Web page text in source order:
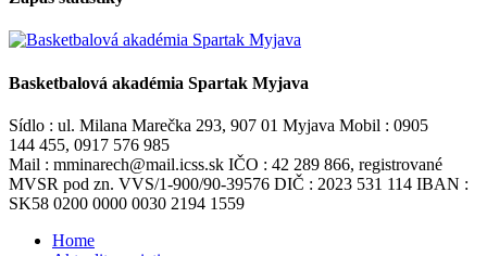
Basketbalová akadémia Spartak Myjava
Sídlo : ul. Milana Marečka 293, 907 01 Myjava Mobil : 0905
144 455, 0917 576 985
Mail : mminarech@mail.icss.sk IČO : 42 289 866, registrované
MVSR pod zn. VVS/1-900/90-39576 DIČ : 2023 531 114 IBAN :
SK58 0200 0000 0030 2194 1559
Home